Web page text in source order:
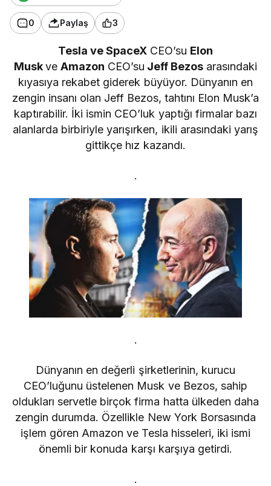
0 Paylaş 3
Tesla ve SpaceX CEO’su Elon
Muskve Amazon CEO’su Jeff Bezos arasındaki
kıyasıya rekabet giderek büyüyor. Dünyanın en
zengin insanı olan Jeff Bezos, tahtını Elon Musk’a
kaptırabilir. İki ismin CEO’luk yaptığı firmalar bazı
alanlarda birbiriyle yarışırken, ikili arasındaki yarış
gittikçe hız kazandı.
.
.
Dünyanın en değerli şirketlerinin, kurucu
CEO’luğunu üstelenen Musk ve Bezos, sahip
oldukları servetle birçok firma hatta ülkeden daha
zengin durumda. Özellikle New York Borsasında
işlem gören Amazon ve Tesla hisseleri, iki ismi
önemli bir konuda karşı karşıya getirdi.
.